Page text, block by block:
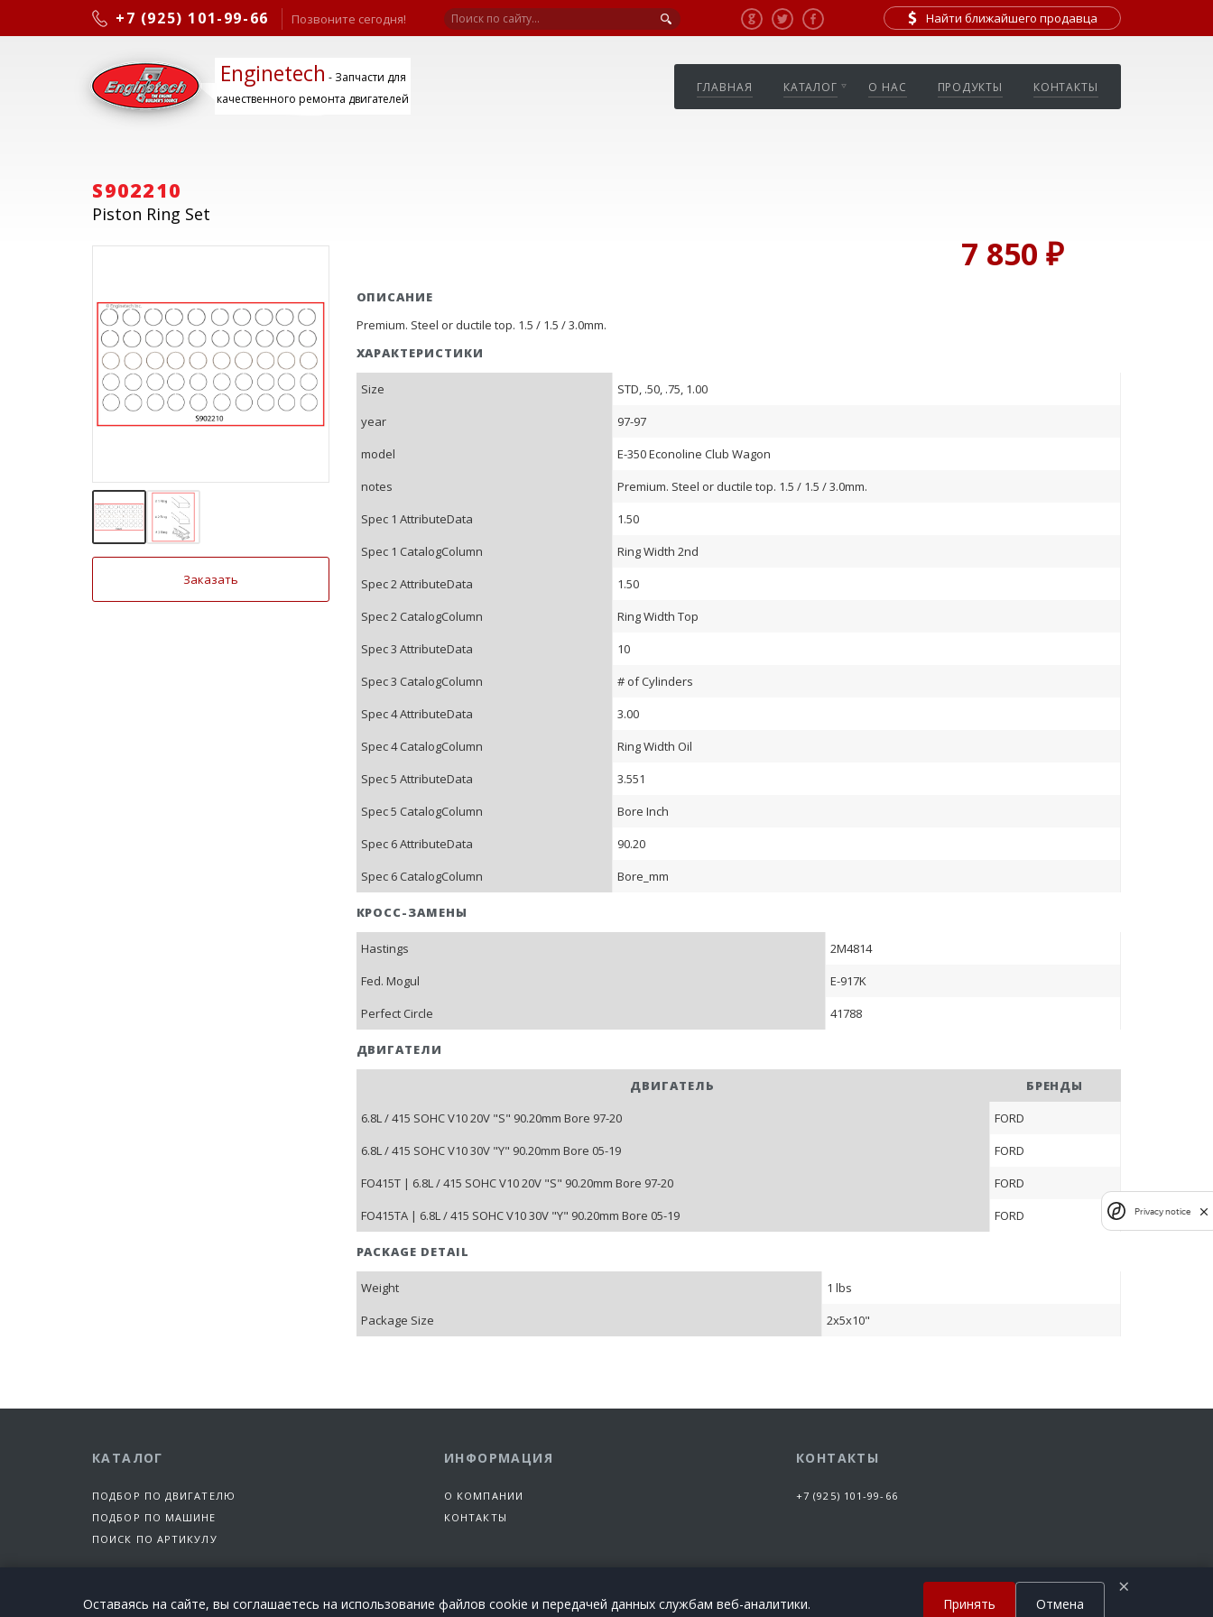
+7 (925) 101-99-66 Позвоните сегодня! Найти ближайшего продавца
Enginetech - Запчасти для
качественного ремонта двигателей
ГЛАВНАЯ КАТАЛОГ О НАС ПРОДУКТЫ КОНТАКТЫ
S902210
Piston Ring Set
Заказать
7 850 ₽
ОПИСАНИЕ
Premium. Steel or ductile top. 1.5 / 1.5 / 3.0mm.
ХАРАКТЕРИСТИКИ
Size
STD, .50, .75, 1.00
year
97-97
model
E-350 Econoline Club Wagon
notes
Premium. Steel or ductile top. 1.5 / 1.5 / 3.0mm.
Spec 1 AttributeData
1.50
Spec 1 CatalogColumn
Ring Width 2nd
Spec 2 AttributeData
1.50
Spec 2 CatalogColumn
Ring Width Top
Spec 3 AttributeData
10
Spec 3 CatalogColumn
# of Cylinders
Spec 4 AttributeData
3.00
Spec 4 CatalogColumn
Ring Width Oil
Spec 5 AttributeData
3.551
Spec 5 CatalogColumn
Bore Inch
Spec 6 AttributeData
90.20
Spec 6 CatalogColumn
Bore_mm
КРОСС-ЗАМЕНЫ
Hastings
2M4814
Fed. Mogul
E-917K
Perfect Circle
41788
ДВИГАТЕЛИ
ДВИГАТЕЛЬ
БРЕНДЫ
6.8L / 415 SOHC V10 20V "S" 90.20mm Bore 97-20
FORD
6.8L / 415 SOHC V10 30V "Y" 90.20mm Bore 05-19
FORD
FO415T | 6.8L / 415 SOHC V10 20V "S" 90.20mm Bore 97-20
FORD
FO415TA | 6.8L / 415 SOHC V10 30V "Y" 90.20mm Bore 05-19
FORD
PACKAGE DETAIL
Weight
1 lbs
Package Size
2x5x10"
КАТАЛОГ
ПОДБОР ПО ДВИГАТЕЛЮ
ПОДБОР ПО МАШИНЕ
ПОИСК ПО АРТИКУЛУ
ИНФОРМАЦИЯ
О КОМПАНИИ
КОНТАКТЫ
КОНТАКТЫ
+7 (925) 101-99-66
©2015-2026 Все права защищены | EngineTech Россия
Оставаясь на сайте, вы соглашаетесь на использование файлов cookie и передачей данных службам веб-аналитики. Принять Отмена
×
Privacy notice